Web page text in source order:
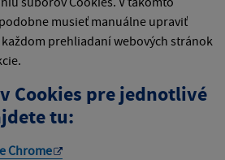
musieť manuálne upraviť
prehliadaní webových stránok
Cookies pre jednotlivé
tu:
Chrome